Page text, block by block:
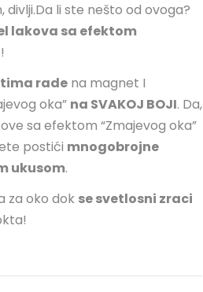
li ste nešto od ovoga?
lakova sa efektom
rade na magnet I
oka” na SVAKOJ BOJI. Da,
sa efektom “Zmajevog oka”
postići mnogobrojne
ukusom.
za oko dok se svetlosni zraci